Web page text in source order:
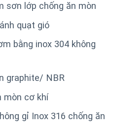
sơn lớp chống ăn mòn
quạt gió
bằng inox 304 không
graphite/ NBR
mòn cơ khí
gỉ Inox 316 chống ăn